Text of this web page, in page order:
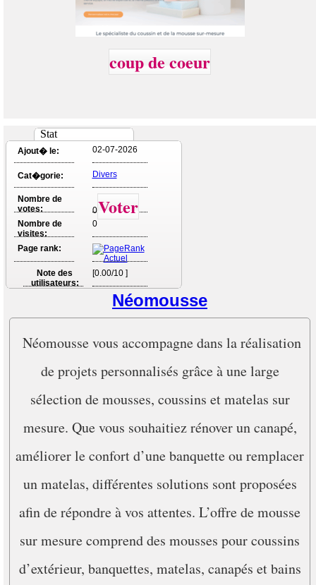
coup de coeur
Stat
Ajout� le: 02-07-2026
Cat�gorie: Divers
Nombre de
votes:
0Voter
Nombre de
visites:
0
Page rank:
Note des
utilisateurs:
[0.00/10 ]
Néomousse
Néomousse vous accompagne dans la réalisation
de projets personnalisés grâce à une large
sélection de mousses, coussins et matelas sur
mesure. Que vous souhaitiez rénover un canapé,
améliorer le confort d’une banquette ou remplacer
un matelas, différentes solutions sont proposées
afin de répondre à vos attentes. L’offre de mousse
sur mesure comprend des mousses pour coussins
d’extérieur, banquettes, matelas, canapés et bains